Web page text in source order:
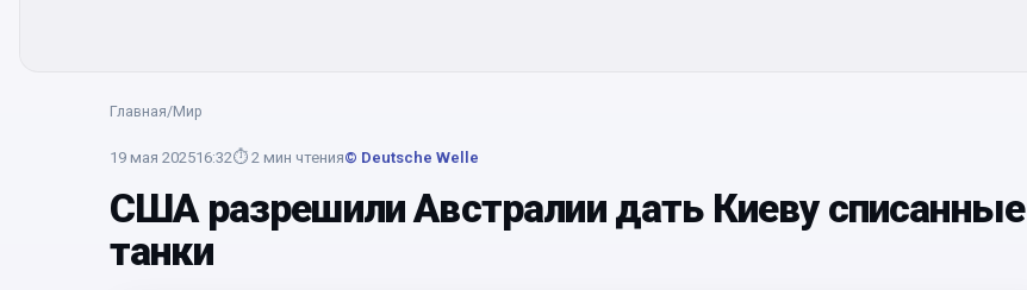
Главная/Мир
19 мая 202516:32⏱ 2 мин чтения© Deutsche Welle
США разрешили Австралии дать Киеву списанные
танки